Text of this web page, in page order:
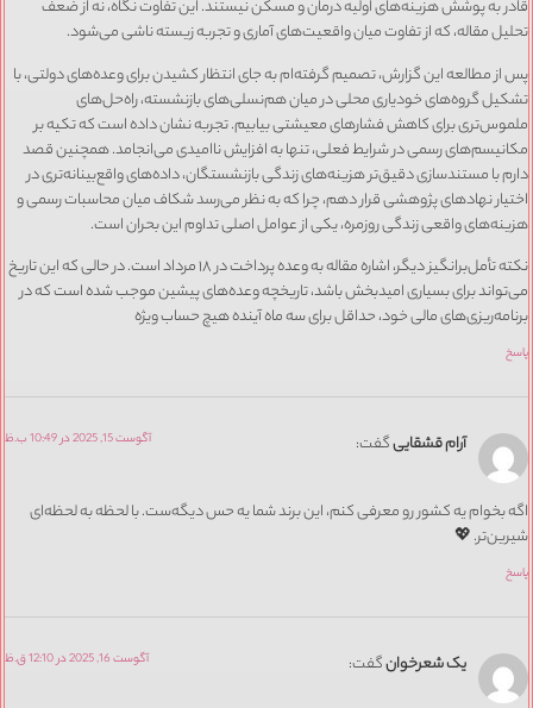
قادر به پوشش هزینه‌های اولیه درمان و مسکن نیستند. این تفاوت نگاه، نه از ضعف
تحلیل مقاله، که از تفاوت میان واقعیت‌های آماری و تجربه زیسته ناشی می‌شود.
پس از مطالعه این گزارش، تصمیم گرفته‌ام به جای انتظار کشیدن برای وعده‌های دولتی، با
تشکیل گروه‌های خودیاری محلی در میان هم‌نسلی‌های بازنشسته، راه‌حل‌های
ملموس‌تری برای کاهش فشارهای معیشتی بیابیم. تجربه نشان داده است که تکیه بر
مکانیسم‌های رسمی در شرایط فعلی، تنها به افزایش ناامیدی می‌انجامد. همچنین قصد
دارم با مستندسازی دقیق‌تر هزینه‌های زندگی بازنشستگان، داده‌های واقع‌بینانه‌تری در
اختیار نهادهای پژوهشی قرار دهم، چرا که به نظر می‌رسد شکاف میان محاسبات رسمی و
هزینه‌های واقعی زندگی روزمره، یکی از عوامل اصلی تداوم این بحران است.
نکته تأمل‌برانگیز دیگر، اشاره مقاله به وعده پرداخت در ۱۸ مرداد است. در حالی که این تاریخ
می‌تواند برای بسیاری امیدبخش باشد، تاریخچه وعده‌های پیشین موجب شده است که در
برنامه‌ریزی‌های مالی خود، حداقل برای سه ماه آینده هیچ حساب ویژه‌
پاسخ
آرام قشقایی گفت: آگوست 15, 2025 در 10:49 ب.ظ
اگه بخوام یه کشور رو معرفی کنم، این برند شما یه حس دیگه‌ست. با لحظه به لحظه‌ای
شیرین‌تر. 💖
پاسخ
یک شعرخوان گفت: آگوست 16, 2025 در 12:10 ق.ظ